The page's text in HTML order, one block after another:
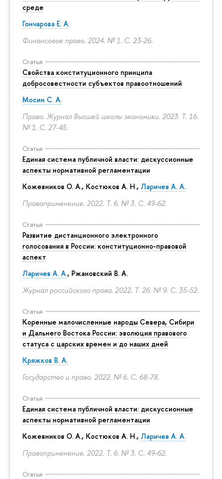
среде
Гончарова Е. А.
Финансовое право. 2024. № 1. С. 23-26.
Статья
Свойства конституционного принципа
добросовестности субъектов правоотношений
Мосин С. А.
Право. Журнал Высшей школы экономики. 2023. Т. 16.
№ 1. С. 27-45.
Статья
Единая система публичной власти: дискуссионные
аспекты нормативной регламентации
Кожевников О. А., Костюков А. Н., Ларичев А. А.
Правоприменение. 2022. Т. 6. № 3. С. 49-62.
Статья
Развитие дистанционного электронного
голосования в России: конституционно-правовой
аспект
Ларичев А. А., Ржановский В. А.
Журнал российского права. 2022. Т. 26. № 9. С. 35-52.
Статья
Коренные малочисленные народы Севера, Сибири
и Дальнего Востока России: эволюция правового
статуса с царских времен и до наших дней
Кряжков В. А.
Государство и право. 2022. № 6. С. 68-78.
Статья
Единая система публичной власти: дискуссионные
аспекты нормативной регламентации
Кожевников О. А., Костюков А. Н., Ларичев А. А.
Правоприменение. 2022. Т. 6. № 3. С. 49-62.
Статья